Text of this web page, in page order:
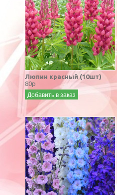
Люпин красный (10шт)
80р
Добавить в заказ